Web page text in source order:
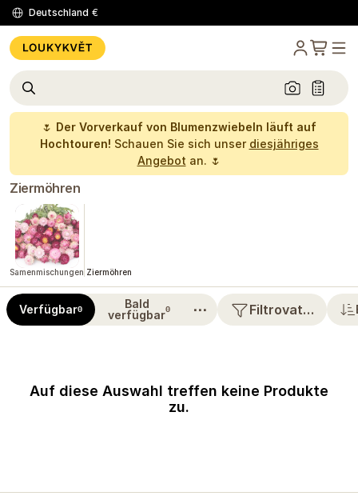
Deutschland €
🌷 Der Vorverkauf von Blumenzwiebeln läuft auf
Hochtouren! Schauen Sie sich unser diesjähriges
Angebot an. 🌷
Ziermöhren
Samenmischungen Ziermöhren
Verfügbar0
Bald
verfügbar0 ⋯ Filtrovat…
Auf diese Auswahl treffen keine Produkte
zu.